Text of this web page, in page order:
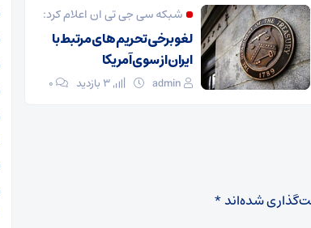
شبکه سی جی تی ان اعلام کرد:
لغو برخی تحریم های مرتبط با
ایران از سوی آمریکا
admin 3 بازدید ۰
شده‌اند*